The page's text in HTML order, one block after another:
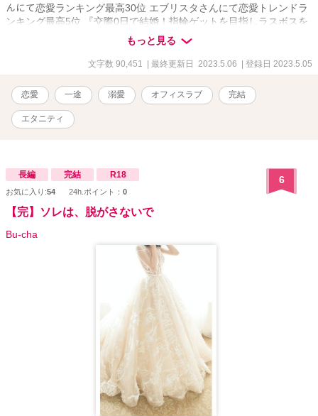
んにて恋愛ランキング最高30位 エブリスタさんにて恋愛トレンドラ
ンキング最高5位 『交際0日で結婚！指輪ゲットを目指しラスボスを
攻略してゲームをクリア』 ﾍﾞﾘｰｽﾞｶﾌｪさんにて恋愛ランキング最高
13位 『初めてのベッドの上で珈琲を』 ﾍﾞﾘｰｽﾞｶﾌｪさんにて恋愛ラン
キング最高12位 私の物語は全てがシリーズになっておりますが、ど
していく物語ばかりなので、途中まではよく分からない内容となっ
ております。 物語が進むにつれてその意味が分かっていくかと思い
ます。
もっと見る
文字数 90,451 | 最終更新日 2023.5.06 | 登録日 2023.5.05
恋愛 一途 溺愛 オフィスラブ 完結
エタニティ
長編 完結 R18
お気に入り:54 24h.ポイント： 0
6
【完】ソレは、脱がさないで
Bu-cha